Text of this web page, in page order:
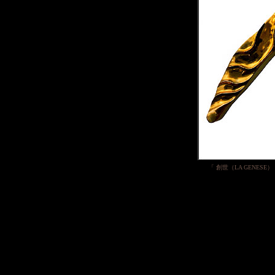
「 創世（LA GENESE